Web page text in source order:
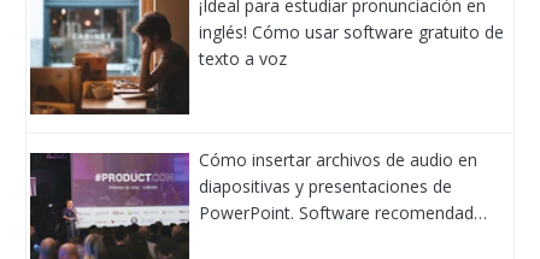
¡Ideal para estudiar pronunciación en
inglés! Cómo usar software gratuito de
texto a voz
Cómo insertar archivos de audio en
diapositivas y presentaciones de
PowerPoint. Software recomendad…